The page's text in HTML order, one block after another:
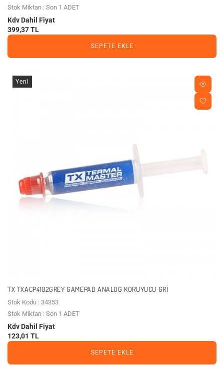
Stok Miktarı : Son 1 ADET
Kdv Dahil Fiyat
399,37 TL
SEPETE EKLE
Yeni
TX TXACP4102GREY GAMEPAD ANALOG KORUYUCU GRI
Stok Kodu : 34353
Stok Miktarı : Son 1 ADET
Kdv Dahil Fiyat
123,01 TL
SEPETE EKLE